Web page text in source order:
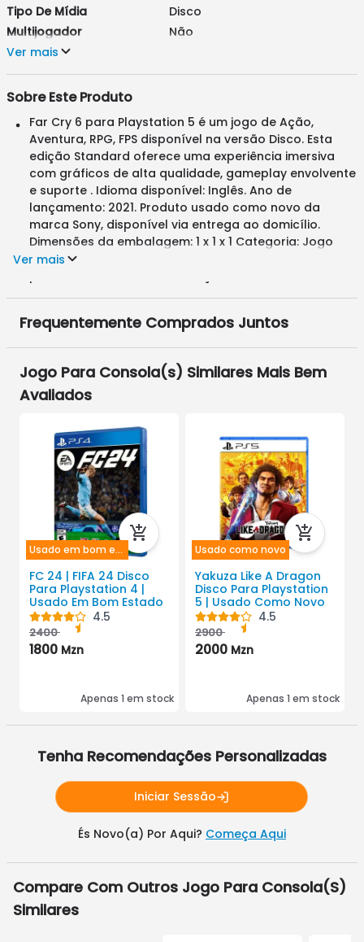
Tipo De Mídia
Multijogador
Edição
Disco
Não
Ver mais
Sobre Este Produto
Far Cry 6 para Playstation 5 é um jogo de Ação,
Aventura, RPG, FPS disponível na versão Disco. Esta
edição Standard oferece uma experiência imersiva
com gráficos de alta qualidade, gameplay envolvente
e suporte . Idioma disponível: Inglês. Ano de
lançamento: 2021. Produto usado como novo da
marca Sony, disponível via entrega ao domicílio.
Dimensões da embalagem: 1 x 1 x 1 Categoria: Jogo
Para Consola Nível do produto: original Cor
Ver mais
Frequentemente Comprados Juntos
Jogo Para Consola(s) Similares Mais Bem
Avaliados
Usado em bom estado
FC 24 | FIFA 24 Disco
Para Playstation 4 |
Usado Em Bom Estado
4.5
1800 Mzn
2400
Apenas 1 em stock
Usado como novo
Yakuza Like A Dragon
Disco Para Playstation
5 | Usado Como Novo
4.5
2000 Mzn
2900
Apenas 1 em stock
Tenha Recomendações Personalizadas
Iniciar Sessão
És Novo(a) Por Aqui? Começa Aqui
Compare Com Outros Jogo Para Consola(s)
Similares